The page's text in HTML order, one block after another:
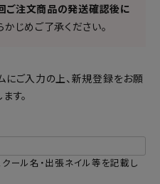
ご注文商品の発送確認後に
じめご了承ください。
にご入力の上、新規登録をお願
す。
ール名・出張ネイル等を記載し